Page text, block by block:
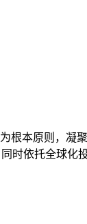
根本原则，凝
时依托全球化